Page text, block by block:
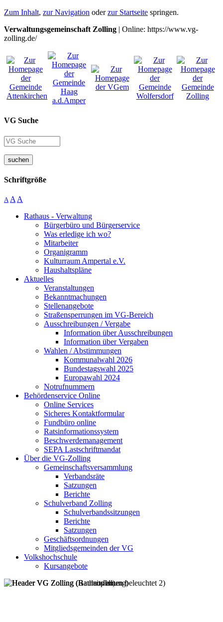
Zum Inhalt, zur Navigation oderzur Startseite springen.
Verwaltungsgemeinschaft Zolling | Online: https://www.vg-
zolling.de/
VG Suche
suchen
Schriftgröße
A A A
Rathaus - Verwaltung
Bürgerbüro und Bürgerservice
Was erledige ich wo?
Mitarbeiter
Organigramm
Kulturraum Ampertal e.V.
Haushaltspläne
Aktuelles
Veranstaltungen
Bekanntmachungen
Stellenangebote
Straßensperrungen im VG-Bereich
Ausschreibungen / Vergabe
Information über Ausschreibungen
Information über Vergaben
Wahlen / Abstimmungen
Kommunalwahl 2026
Bundestagswahl 2025
Europawahl 2024
Notrufnummern
Behördenservice Online
Online Services
Sicheres Kontaktformular
Fundbüro online
Ratsinformationssystem
Beschwerdemanagement
SEPA Lastschriftmandat
Über die VG-Zolling
Gemeinschaftsversammlung
Verbandsräte
Satzungen
Berichte
Schulverband Zolling
Schulverbandssitzungen
Berichte
Satzungen
Geschäftsordnungen
Mitgliedsgemeinden der VG
Volkshochschule
Kursangebote